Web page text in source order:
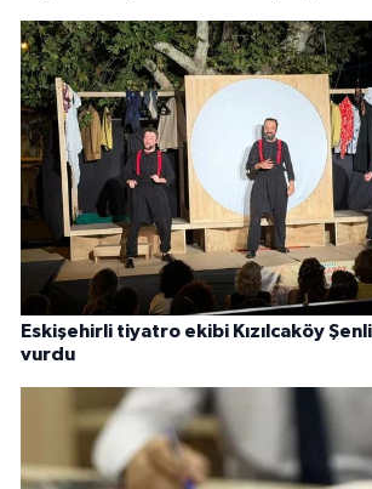
Eskişehirli tiyatro ekibi Kızılcaköy
vurdu